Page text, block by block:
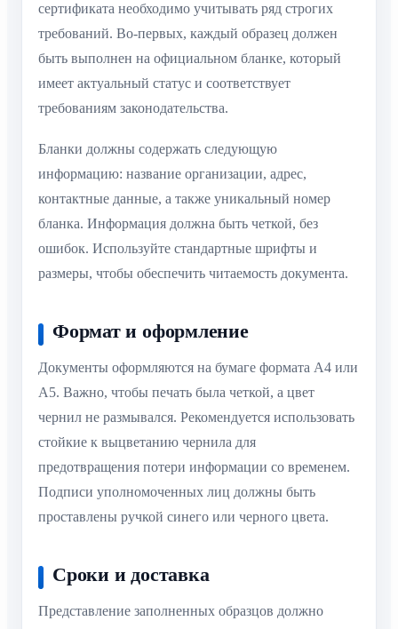
сертификата необходимо учитывать ряд строгих
требований. Во-первых, каждый образец должен
быть выполнен на официальном бланке, который
имеет актуальный статус и соответствует
требованиям законодательства.
Бланки должны содержать следующую
информацию: название организации, адрес,
контактные данные, а также уникальный номер
бланка. Информация должна быть четкой, без
ошибок. Используйте стандартные шрифты и
размеры, чтобы обеспечить читаемость документа.
Формат и оформление
Документы оформляются на бумаге формата A4 или
A5. Важно, чтобы печать была четкой, а цвет
чернил не размывался. Рекомендуется использовать
стойкие к выцветанию чернила для
предотвращения потери информации со временем.
Подписи уполномоченных лиц должны быть
проставлены ручкой синего или черного цвета.
Сроки и доставка
Представление заполненных образцов должно